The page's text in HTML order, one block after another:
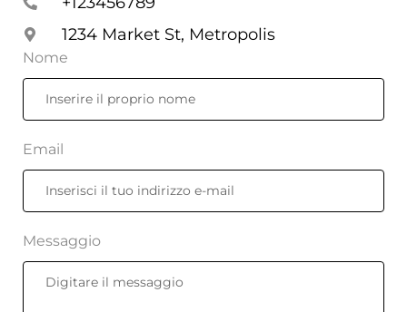
1234 Market St, Metropolis
Nome
Email
Messaggio